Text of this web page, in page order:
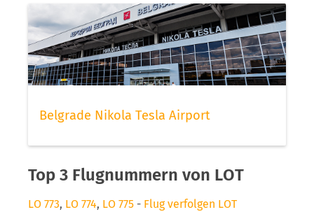
Belgrade Nikola Tesla Airport
Top 3 Flugnummern von LOT
LO 773, LO 774, LO 775 - Flug verfolgen LOT